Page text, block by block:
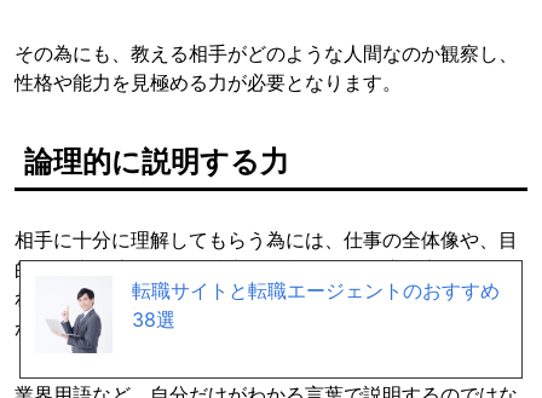
その為にも、教える相手がどのような人間なのか観察し、
性格や能力を見極める力が必要となります。
論理的に説明する力
相手に十分に理解してもらう為には、仕事の全体像や、目
的、仕事の流れ、ある特定の箇所における注意点など、そ
れぞれの項目に対して、筋道立てて論理的に説明する能力
が必要になります。
転職サイトと転職エージェントのおすすめ
38選